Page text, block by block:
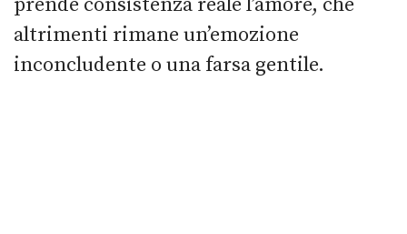
altrimenti rimane un’emozione
inconcludente o una farsa gentile.